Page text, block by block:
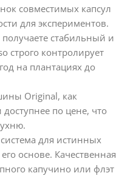
совместимых капсул
для экспериментов.
получаете стабильный и
строго контролирует
на плантациях до
Original, как
по цене, что
для истинных
основе. Качественная
капучино или флэт